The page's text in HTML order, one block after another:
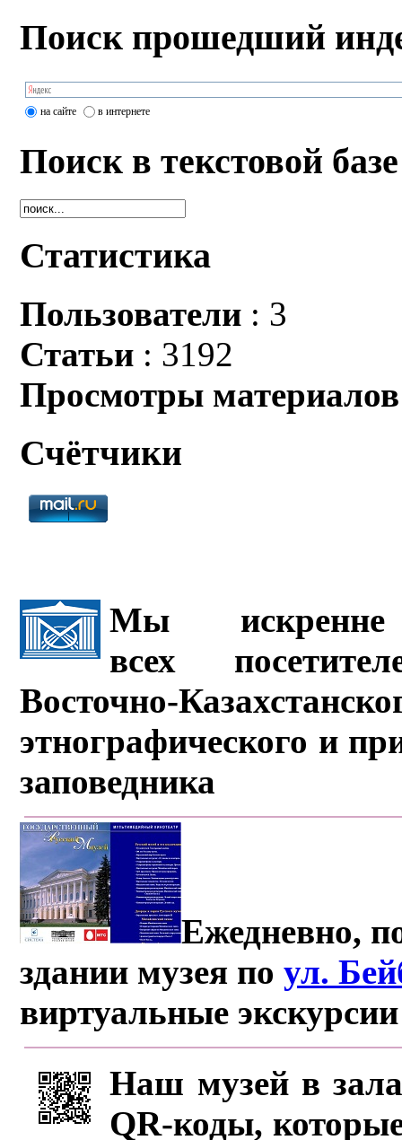
Поиск прошедший
на сайте в интернете
Поиск в текстовой базе
Статистика
Пользователи : 3
Статьи : 3192
Просмотры материалов
Счётчики
Мы искренне
всех
Восточно-
этнографического и
заповедника
Ежедневно,
здании музея поул.
виртуальные
Наш музей в
QR-коды,